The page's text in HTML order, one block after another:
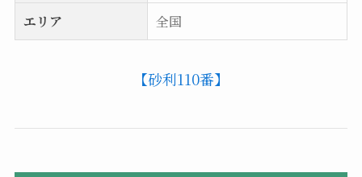
エリア
全国
【砂利110番】